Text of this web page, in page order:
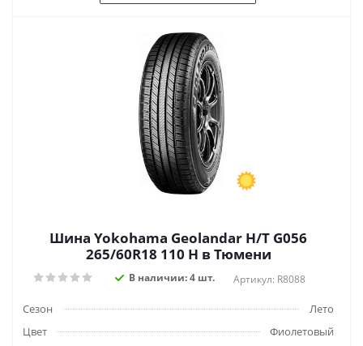
Шина Yokohama Geolandar H/T G056
265/60R18 110 H в Тюмени
В наличии: 4 шт. Артикул: R8088
Сезон
Лето
Цвет
Фиолетовый